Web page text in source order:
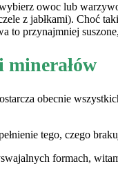
owoc lub
z jabłkami). Choć
przynajmniej
minerałów
obecnie
tego, czego
formach,